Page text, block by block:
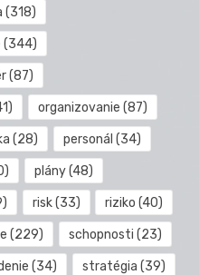
(318)
(344)
(87)
organizovanie (87)
(28) personál (34)
plány(48)
risk(33) riziko (40)
(229) schopnosti (23)
(34) stratégia (39)